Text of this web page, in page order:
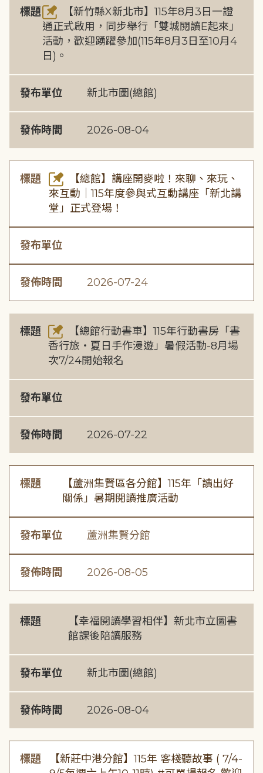
標題
【新竹縣X新北市】115年8月3日一證
通正式啟用，同步舉行「雙城閱讀E起來」
活動，歡迎踴躍參加(115年8月3日至10月4
日)。
發布單位 新北市圖(總館)
發佈時間 2026-08-04
標題
【總館】講座開麥啦！來聊、來玩、
來互動｜115年度參與式互動講座「新北講
堂」正式登場！
發布單位
發佈時間 2026-07-24
標題
【總館行動書車】115年行動書房「書
香行旅・夏日手作漫遊」暑假活動-8月場
次7/24開始報名
發布單位
發佈時間 2026-07-22
標題
【蘆洲集賢區各分館】115年「讀出好
關係」暑期閱讀推廣活動
發布單位 蘆洲集賢分館
發佈時間 2026-08-05
標題
【幸福閱讀學習相伴】新北市立圖書
館課後陪讀服務
發布單位 新北市圖(總館)
發佈時間 2026-08-04
標題
【新莊中港分館】115年 客棧聽故事 ( 7/4-